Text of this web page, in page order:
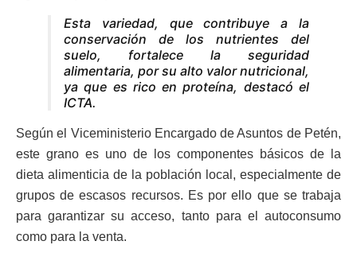
Esta variedad, que contribuye a la
conservación de los nutrientes del
suelo, fortalece la seguridad
alimentaria, por su alto valor nutricional,
ya que es rico en proteína, destacó el
ICTA.
Según el Viceministerio Encargado de Asuntos de Petén,
este grano es uno de los componentes básicos de la
dieta alimenticia de la población local, especialmente de
grupos de escasos recursos. Es por ello que se trabaja
para garantizar su acceso, tanto para el autoconsumo
como para la venta.